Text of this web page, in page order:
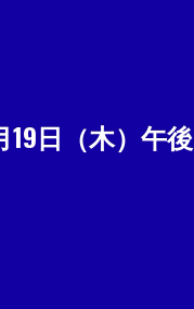
日（木）午後